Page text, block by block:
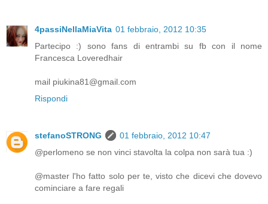
4passiNellaMiaVita 01 febbraio, 2012 10:35
Partecipo :) sono fans di entrambi su fb con il nome
Francesca Loveredhair
mail piukina81@gmail.com
Rispondi
stefanoSTRONG
01 febbraio, 2012 10:47
@perlomeno se non vinci stavolta la colpa non sarà tua :)
@master l'ho fatto solo per te, visto che dicevi che dovevo
cominciare a fare regali